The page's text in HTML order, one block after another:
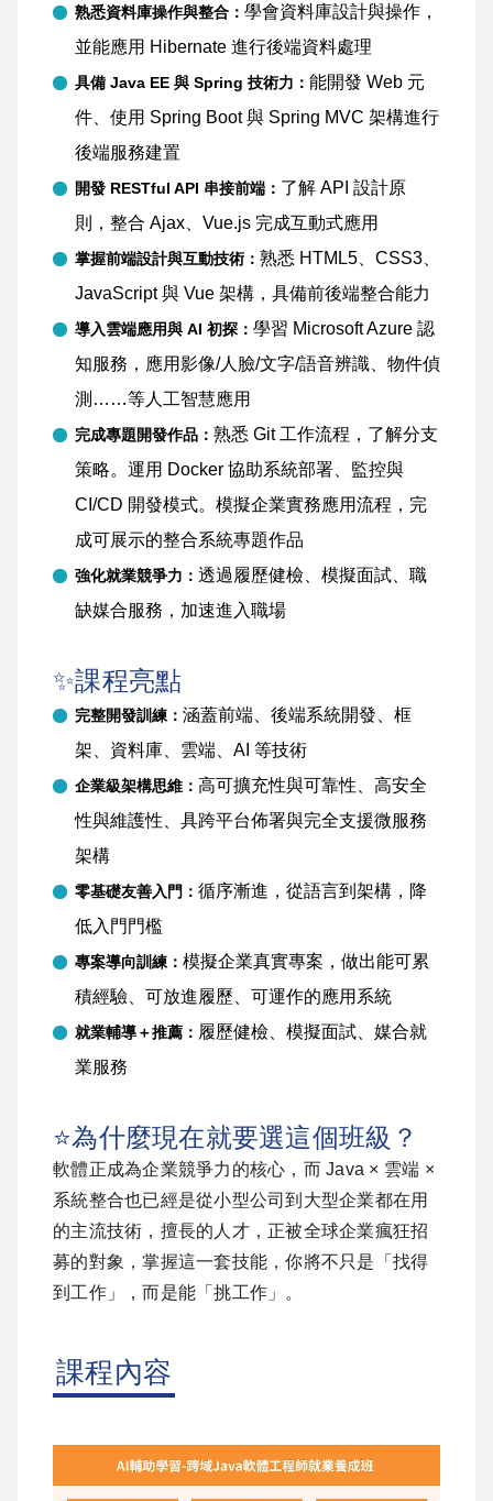
熟悉資料庫操作與整合： 學會資料庫設計與操作，
並能應用 Hibernate 進行後端資料處理
具備 Java EE 與 Spring 技術力： 能開發 Web 元
件、使用 Spring Boot 與 Spring MVC 架構進行
後端服務建置
開發 RESTful API 串接前端： 了解 API 設計原
則，整合 Ajax、Vue.js 完成互動式應用
掌握前端設計與互動技術： 熟悉 HTML5、CSS3、
JavaScript 與 Vue 架構，具備前後端整合能力
導入雲端應用與 AI 初探： 學習 Microsoft Azure 認
知服務，應用影像/人臉/文字/語音辨識、物件偵
測……等人工智慧應用
完成專題開發作品： 熟悉 Git 工作流程，了解分支
策略。運用 Docker 協助系統部署、監控與
CI/CD 開發模式。模擬企業實務應用流程，完
成可展示的整合系統專題作品
強化就業競爭力： 透過履歷健檢、模擬面試、職
缺媒合服務，加速進入職場
✨課程亮點
完整開發訓練： 涵蓋前端、後端系統開發、框
架、資料庫、雲端、AI 等技術
企業級架構思維： 高可擴充性與可靠性、高安全
性與維護性、具跨平台佈署與完全支援微服務
架構
零基礎友善入門： 循序漸進，從語言到架構，降
低入門門檻
專案導向訓練： 模擬企業真實專案，做出能可累
積經驗、可放進履歷、可運作的應用系統
就業輔導＋推薦： 履歷健檢、模擬面試、媒合就
業服務
⭐為什麼現在就要選這個班級？
軟體正成為企業競爭力的核心，而 Java × 雲端 ×
系統整合也已經是從小型公司到大型企業都在用
的主流技術，擅長的人才，正被全球企業瘋狂招
募的對象，掌握這一套技能，你將不只是「找得
到工作」，而是能「挑工作」。
課程內容